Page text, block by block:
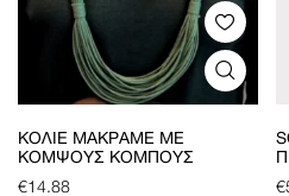
ΚΟΛΙΈ ΜΑΚΡΑΜΈ ΜΕ
ΚΟΜΨΟΎΣ ΚΌΜΠΟΥΣ
€14.88
€